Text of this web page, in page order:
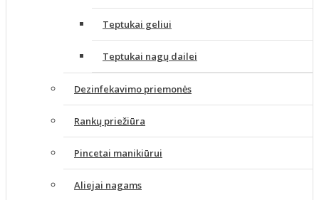
Teptukai geliui
Teptukai nagų dailei
Dezinfekavimo priemonės
Rankų priežiūra
Pincetai manikiūrui
Aliejai nagams